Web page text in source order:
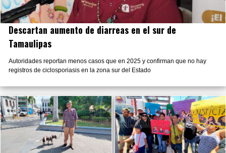
Descartan aumento de diarreas en el sur de
Tamaulipas
Autoridades reportan menos casos que en 2025 y confirman que no hay
registros de ciclosporiasis en la zona sur del Estado